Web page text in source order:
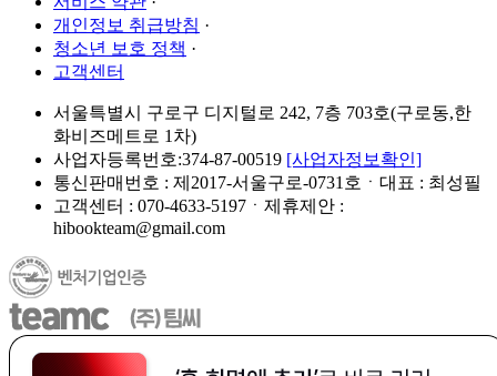
개인정보 취급방침 ·
청소년 보호 정책 ·
고객센터
서울특별시 구로구 디지털로 242, 7층 703호(구로동,한
화비즈메트로 1차)
사업자등록번호:374-87-00519 [사업자정보확인]
통신판매번호 : 제2017-서울구로-0731호ㆍ대표 : 최성필
고객센터 : 070-4633-5197ㆍ제휴제안 :
hibookteam@gmail.com